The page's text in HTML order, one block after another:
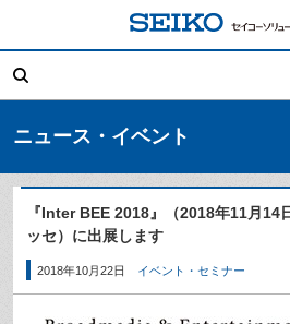
索:
ニュース・イベント
『Inter BEE 2018』（2018年11月14
ッセ）に出展します
2018年10月22日 イベント・セミナー